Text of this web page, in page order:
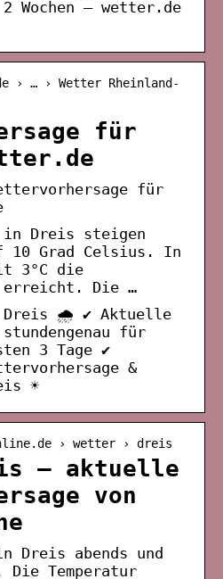
Wochen – wetter.de
› … › Wetter Rheinland-
für
für
in Dreis steigen
10 Grad Celsius. In
3°C die
erreicht. Die …
Dreis 🌧️ ✔ Aktuelle
für
3 Tage ✔
&
☀
› wetter › dreis
– aktuelle
von
Dreis abends und
Temperatur